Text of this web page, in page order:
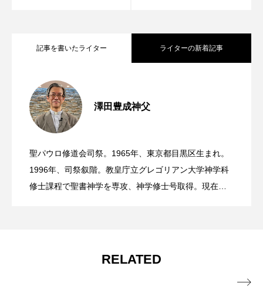
記事を書いたライター ライターの新着記事
澤田豊成神父
聖パウロ修道会司祭。1965年、東京都目黒区生まれ。
1996年、司祭叙階。教皇庁立グレゴリアン大学神学科
修士課程で聖書神学を専攻、神学修士号取得。現在は
2026.08.06
2026.08.05
日）
2026.08.04 ご存知ですか？ 8月4日は聖ヨハネ・マ
RELATED
